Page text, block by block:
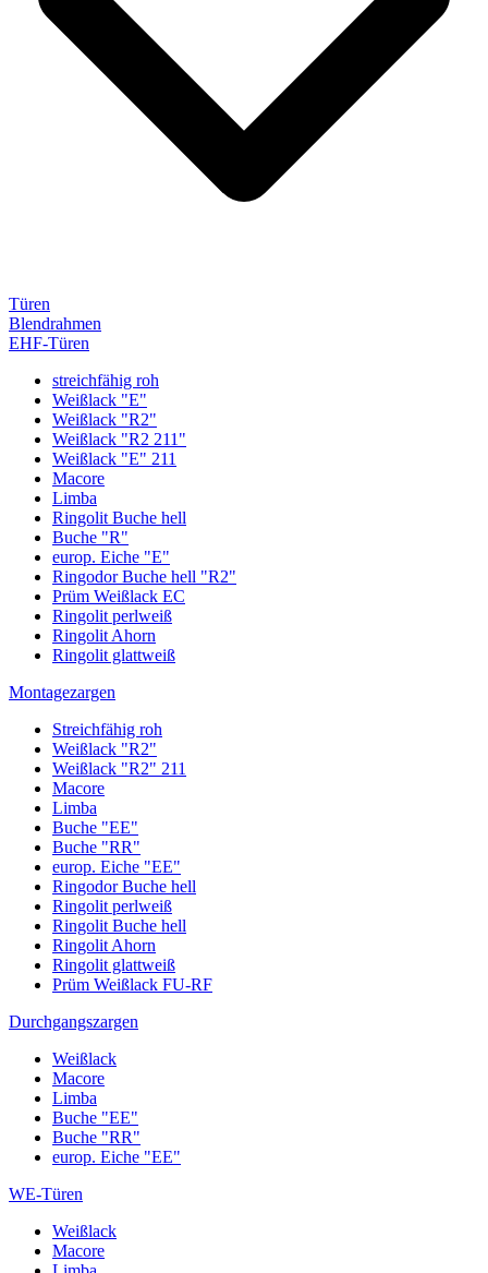
Türen
Blendrahmen
EHF-Türen
streichfähig roh
Weißlack "E"
Weißlack "R2"
Weißlack "R2 211"
Weißlack "E" 211
Macore
Limba
Ringolit Buche hell
Buche "R"
europ. Eiche "E"
Ringodor Buche hell "R2"
Prüm Weißlack EC
Ringolit perlweiß
Ringolit Ahorn
Ringolit glattweiß
Montagezargen
Streichfähig roh
Weißlack "R2"
Weißlack "R2" 211
Macore
Limba
Buche "EE"
Buche "RR"
europ. Eiche "EE"
Ringodor Buche hell
Ringolit perlweiß
Ringolit Buche hell
Ringolit Ahorn
Ringolit glattweiß
Prüm Weißlack FU-RF
Durchgangszargen
Weißlack
Macore
Limba
Buche "EE"
Buche "RR"
europ. Eiche "EE"
WE-Türen
Weißlack
Macore